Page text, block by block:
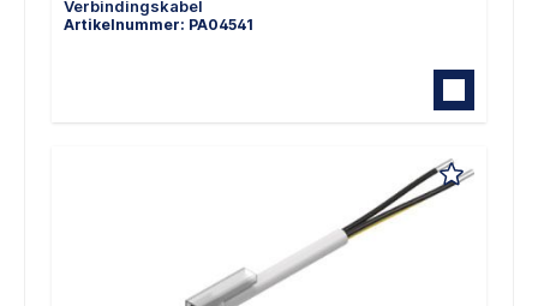
Verbindingskabel
Artikelnummer: PA04541